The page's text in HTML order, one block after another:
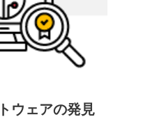
ウェアの発見